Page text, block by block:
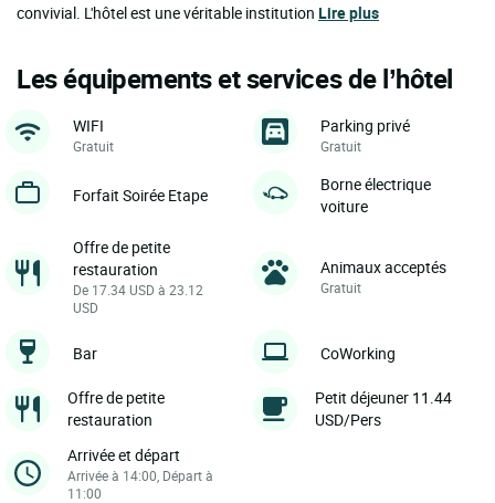
convivial. L'hôtel est une véritable institution Lire plus
Les équipements et services de l’hôtel
WIFI
Gratuit
Parking privé
Gratuit
Forfait Soirée Etape
Borne électrique
voiture
Offre de petite
restauration
De 17.34 USD à 23.12
USD
Animaux acceptés
Gratuit
Bar CoWorking
Offre de petite
restauration
Petit déjeuner 11.44
USD/Pers
Arrivée et départ
Arrivée à 14:00, Départ à
11:00